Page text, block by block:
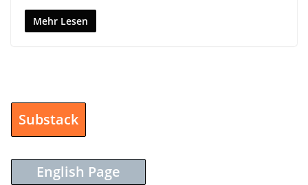
Mehr Lesen
Substack
English Page